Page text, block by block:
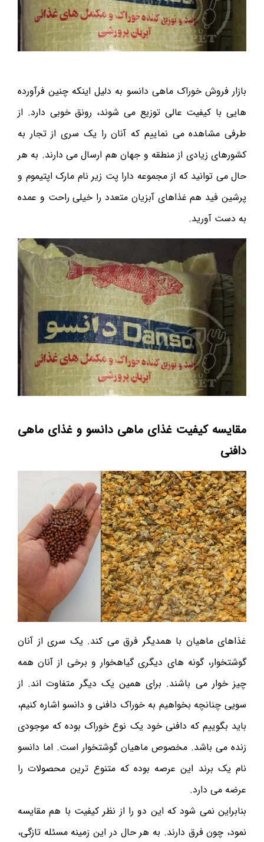
بازار فروش خوراک ماهی دانسو به دلیل اینکه چنین فرآورده
هایی با کیفیت عالی توزیع می شوند، رونق خوبی دارد. از
طرفی مشاهده می نماییم که آنان را یک سری از تجار به
کشورهای زیادی از منطقه و جهان هم ارسال می دارند. به هر
حال می توانید که از مجموعه دارا پت زیر نام مارک اپتیموم و
پرشین فید هم غذاهای آبزیان متعدد را خیلی راحت و عمده
به دست آورید.
مقایسه کیفیت غذای ماهی دانسو و غذای ماهی
دافنی
غذاهای ماهیان با همدیگر فرق می کند. یک سری از آنان
گوشتخوار، گونه های دیگری گیاهخوار و برخی از آنان همه
چیز‌ خوار می باشند. برای همین یک دیگر متفاوت اند. از
سویی چنانچه بخواهیم به خوراک دافنی و دانسو اشاره کنیم،
باید بگوییم که دافنی خود یک نوع خوراک بوده که موجودی
زنده می باشد. مخصوص ماهیان گوشتخوار است. اما دانسو
نام یک برند این عرصه بوده که متنوع ترین محصولات را
عرضه می دارد.
بنابراین نمی‌ شود که این دو را از نظر کیفیت با هم مقایسه
نمود، چون فرق دارند. به هر حال در این زمینه مسئله تازگی،